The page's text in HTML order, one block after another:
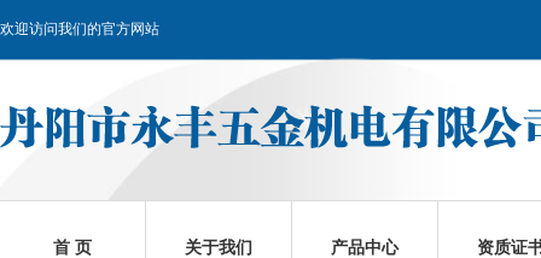
欢迎访问我们的官方网站
首 页 关于我们 产品中心 资质证